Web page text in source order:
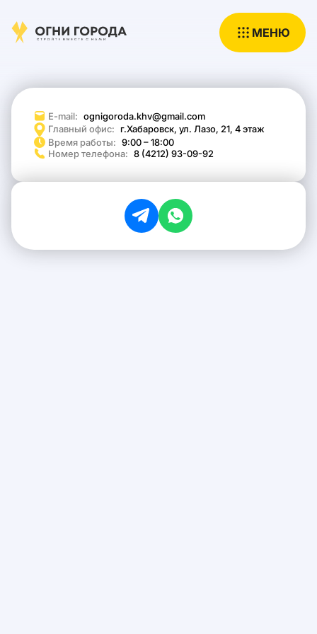
МЕНЮ
E-mail: ognigoroda.khv@gmail.com
Главный офис: г.Хабаровск, ул. Лазо, 21, 4 этаж
Время работы: 9:00 – 18:00
Номер телефона: 8 (4212) 93-09-92